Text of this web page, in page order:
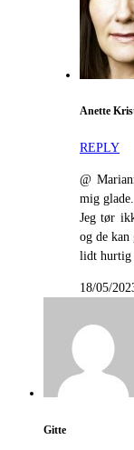
Anette
REPLY
@
mig
Jeg tør
og de
lidt hurtig
18/05/
Gitte